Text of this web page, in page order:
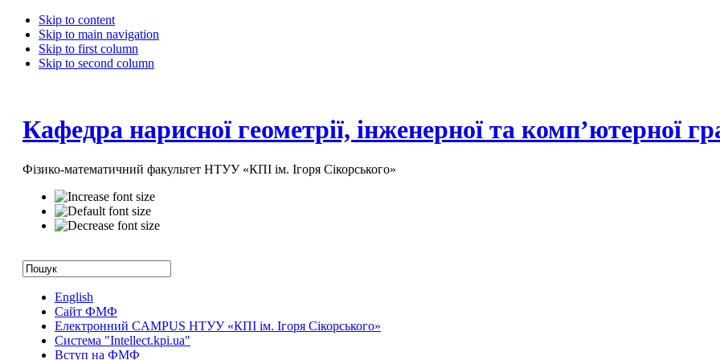
Skip to content
Skip to main navigation
Skip to first column
Skip to second column
Кафедра нарисної геометрії, інженерної та комп’ютерної
Фізико-математичний факультет НТУУ «КПІ ім. Ігоря Сікорського»
English
Сайт ФМФ
Електронний CAMPUS НТУУ «КПІ ім. Ігоря Сікорського»
Система "Intellect.kpi.ua"
Вступ на ФМФ